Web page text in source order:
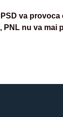
va provoca
PNL nu va mai